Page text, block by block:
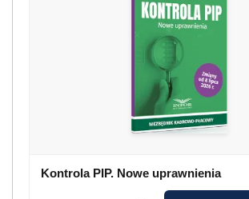
Kontrola PIP. Nowe uprawnienia